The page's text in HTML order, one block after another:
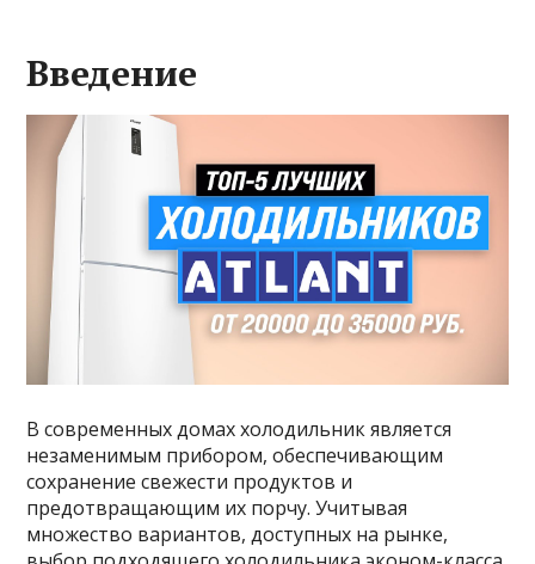
Введение
В современных домах холодильник является
незаменимым прибором, обеспечивающим
сохранение свежести продуктов и
предотвращающим их порчу. Учитывая
множество вариантов, доступных на рынке,